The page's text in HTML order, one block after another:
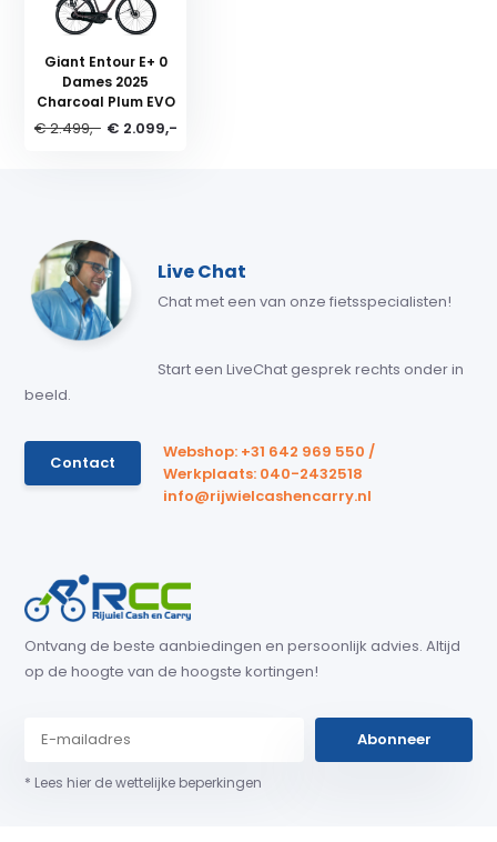
Giant Entour E+ 0
Dames 2025
Charcoal Plum EVO
€ 2.499,- € 2.099,-
Live Chat
Chat met een van onze fietsspecialisten!
Start een LiveChat gesprek rechts onder in
beeld.
Contact
Webshop: +31 642 969 550 /
Werkplaats: 040-2432518
info@rijwielcashencarry.nl
Ontvang de beste aanbiedingen en persoonlijk advies. Altijd
op de hoogte van de hoogste kortingen!
Abonneer
* Lees hier de wettelijke beperkingen